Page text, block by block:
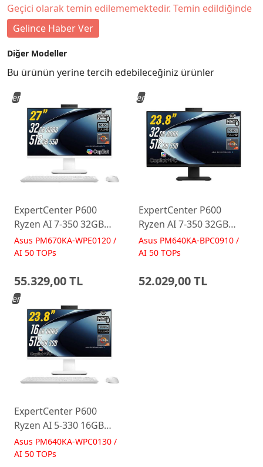
Geçici olarak temin edilememektedir. Temin edildiğinde
Gelince Haber Ver
Diğer Modeller
Bu ürünün yerine tercih edebileceğiniz ürünler
ExpertCenter P600
Ryzen AI 7-350 32GB
512GB 27 FreeDos Beyaz
AI-Powered AIO
Asus PM670KA-WPE0120 /
AI 50 TOPs
55.329,00 TL
Yeni
ExpertCenter P600
Ryzen AI 7-350 32GB
512GB 23.8 FreeDos
Siyah AI-Powered AIO
Asus PM640KA-BPC0910 /
AI 50 TOPs
52.029,00 TL
Yeni
ExpertCenter P600
Ryzen AI 5-330 16GB
512GB 23.8 FreeDos
Beyaz AI-Powered AIO
Asus PM640KA-WPC0130 /
AI 50 TOPs
Yeni